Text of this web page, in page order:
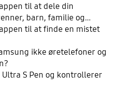
til at dele din
barn, familie og
til at finde en mistet
ikke øretelefoner og
S Pen og kontrollerer